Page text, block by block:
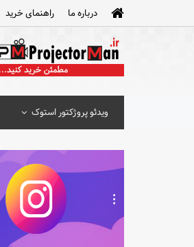
درباره ما راهنمای خرید
ویدئو پروژکتور استوک